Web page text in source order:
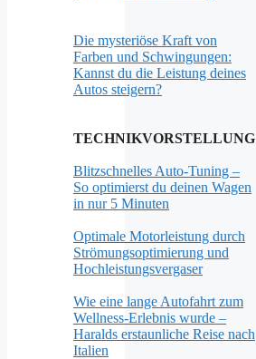
Die mysteriöse Kraft von
Farben und Schwingungen:
Kannst du die Leistung deines
Autos steigern?
TECHNIKVORSTELLUNG
Blitzschnelles Auto-Tuning –
So optimierst du deinen Wagen
in nur 5 Minuten
Optimale Motorleistung durch
Strömungsoptimierung und
Hochleistungsvergaser
Wie eine lange Autofahrt zum
Wellness-Erlebnis wurde –
Haralds erstaunliche Reise nach
Italien